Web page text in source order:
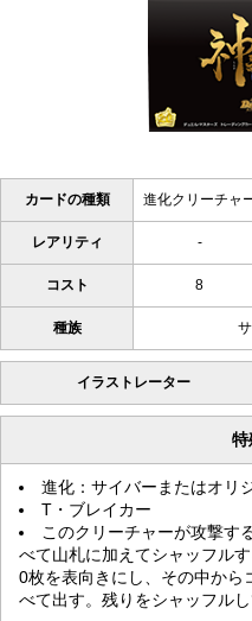
カードの種類 進化クリーチャ
レアリティ -
コスト 8
種族
イラストレーター
特
進化：サイバーまたはオリ
T・ブレイカー
このクリーチャーが攻撃す
べて山札に加えてシャッフル
0枚を表向きにし、その中から
べて出す。残りをシャッフルし